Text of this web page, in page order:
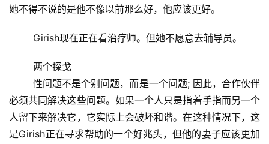
房
婴
亲
她不得不说的是他不像以前那么好，他应该更好。
	Girish现在正在看治疗师。但她不愿意去辅导员。
	两个探戈
	性问题不是个别问题，而是一个问题; 因此，合作伙伴
必须共同解决这些问题。如果一个人只是指着手指而另一个
人留下来解决它，它实际上会破坏和谐。在这种情况下，这
是Girish正在寻求帮助的一个好兆头，但他的妻子应该更加